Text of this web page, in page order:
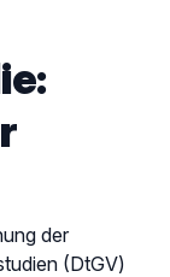
der
(DtGV)